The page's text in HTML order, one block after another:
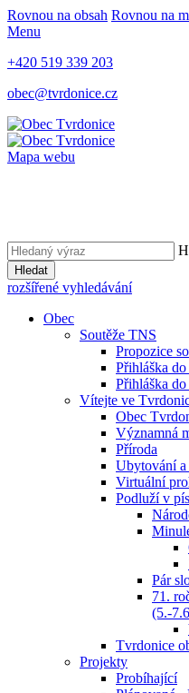
Rovnou na obsah Rovnou na
Menu
+420 519 339 203
obec@tvrdonice.cz
Mapa webu
Hledat
rozšířené vyhledávání
Obec
Soutěže TNS
Propozice
Přihláška
Přihláška
Vítejte ve
Obec
Významná
Příroda
Ubytování a
Virtuální
Podluží v
Pár
71.
(5.-
Tvrdonice
Projekty
Probíhající